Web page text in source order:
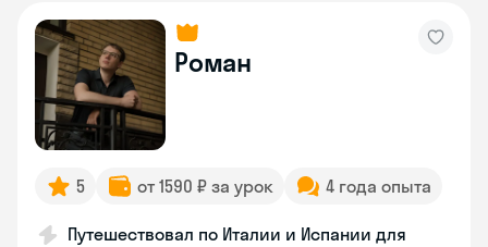
Роман
5 от 1590 ₽ за урок 4 года опыта
Путешествовал по Италии и Испании для